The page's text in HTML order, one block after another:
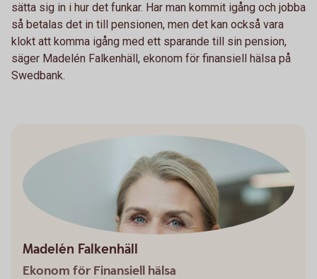
sätta sig in i hur det funkar. Har man kommit igång och jobba
så betalas det in till pensionen, men det kan också vara
klokt att komma igång med ett sparande till sin pension,
säger Madelén Falkenhäll, ekonom för finansiell hälsa på
Swedbank.
Madelén Falkenhäll
Ekonom för Finansiell hälsa